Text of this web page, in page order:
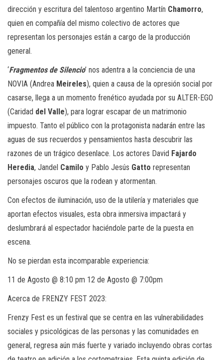
dirección y escritura del talentoso argentino Martín Chamorro,
quien en compañía del mismo colectivo de actores que
representan los personajes están a cargo de la producción
general.
‘Fragmentos de Silencio’ nos adentra a la conciencia de una
NOVIA (Andrea Meireles), quien a causa de la opresión social por
casarse, llega a un momento frenético ayudada por su ALTER-EGO
(Caridad del Valle), para lograr escapar de un matrimonio
impuesto. Tanto el público con la protagonista nadarán entre las
aguas de sus recuerdos y pensamientos hasta descubrir las
razones de un trágico desenlace. Los actores David Fajardo
Heredia, Jandel Camilo y Pablo Jesús Gatto representan
personajes oscuros que la rodean y atormentan.
Con efectos de iluminación, uso de la utilería y materiales que
aportan efectos visuales, esta obra inmersiva impactará y
deslumbrará al espectador haciéndole parte de la puesta en
escena.
No se pierdan esta incomparable experiencia:
11 de Agosto @ 8:10 pm 12 de Agosto @ 7:00pm
Acerca de FRENZY FEST 2023:
Frenzy Fest es un festival que se centra en las vulnerabilidades
sociales y psicológicas de las personas y las comunidades en
general, regresa aún más fuerte y variado incluyendo obras cortas